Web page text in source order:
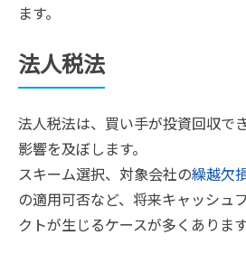
ます。
法人税法
法人税法は、買い手が投資回収で
影響を及ぼします。
スキーム選択、対象会社の繰越欠
の適用可否など、将来キャッシュ
クトが生じるケースが多くあります